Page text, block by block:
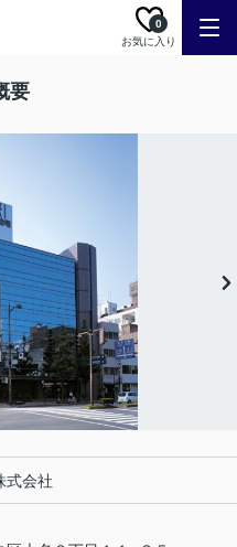
お気に入り
0
要
式会社